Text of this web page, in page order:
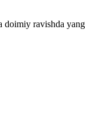
ravishda